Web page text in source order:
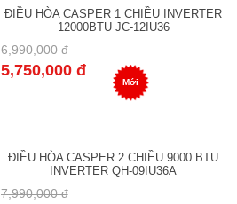
ĐIỀU HÒA CASPER 1 CHIỀU INVERTER
12000BTU JC-12IU36
6,990,000 đ
5,750,000 đ
Mới
ĐIỀU HÒA CASPER 2 CHIỀU 9000 BTU
INVERTER QH-09IU36A
7,990,000 đ